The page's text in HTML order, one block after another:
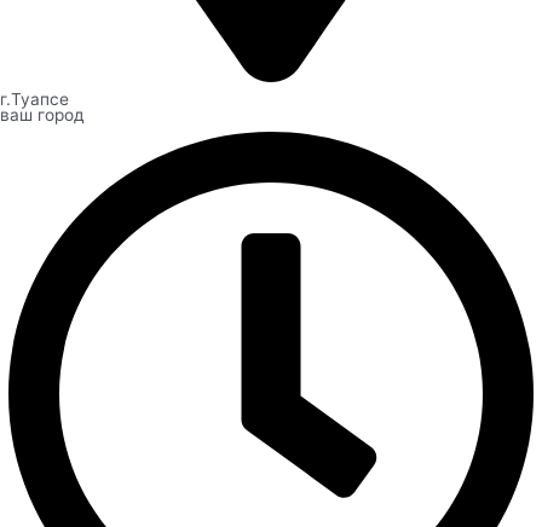
г.Туапсе
ваш город